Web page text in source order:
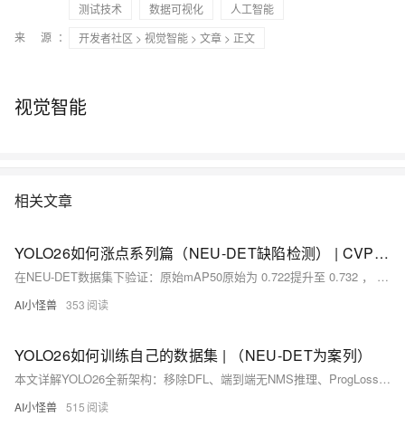
测试技术
数据可视化
人工智能
来 源：
开发者社区 > 视觉智能 > 文章 > 正文
视觉智能
相关文章
YOLO26如何涨点系列篇（NEU-DET缺陷检测） | CVPR2026 DEGConv方向引导边缘门控，破解细长裂缝检测难题 ，实现涨点
在NEU-DET数据集下验证：原始mAP50原始为 0.722提升至 0.732 ， R 原始为 0.643 提升至 0.682 ， mAP50-95原始为0.407提升至0.413
AI小怪兽 353
YOLO26如何训练自己的数据集 | （NEU-DET为案列）
本文详解YOLO26全新架构：移除DFL、端到端无NMS推理、ProgLoss+STAL损失策略及MuSGD优化器；并以NEU-DET数据集为例，详述训练全流程（含预训练/优化器选择/模型缩放对比），附结构图、代码与可视化结果。
AI小怪兽 515